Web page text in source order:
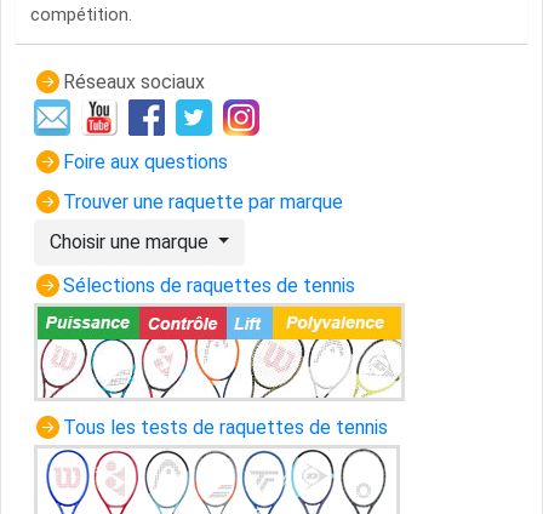
compétition.
Réseaux sociaux
Foire aux questions
Trouver une raquette par marque
Choisir une marque
Sélections de raquettes de tennis
Tous les tests de raquettes de tennis